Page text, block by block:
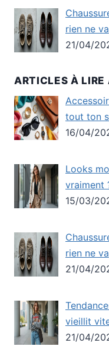
rien ne va
21/04/
ARTICLES À
tout ton
16/04/
Looks
vraiment
15/03/
rien ne va
21/04/
vieillit
21/04/